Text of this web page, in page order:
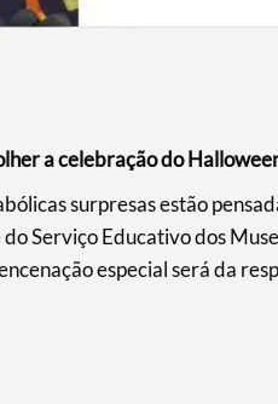
gerais
a celebração do
surpresas estão
Serviço Educativo dos
especial será da